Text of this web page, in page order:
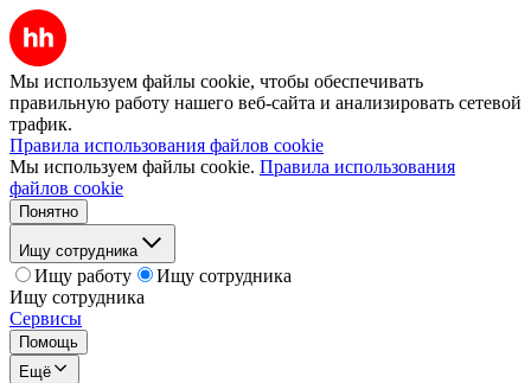
Мы используем файлы cookie, чтобы обеспечивать
правильную работу нашего веб-сайта и анализировать сетевой
трафик.
Правила использования файлов cookie
Мы используем файлы cookie. Правила использования
файлов cookie
Понятно
Ищу сотрудника
Ищу работу
Ищу сотрудника
Ищу сотрудника
Сервисы
Помощь
Ещё